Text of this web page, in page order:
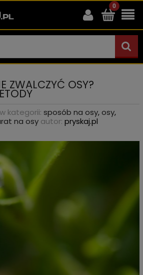
ZWALCZYĆ OSY?
w kategorii: sposób na osy,osy,
na osyautor: pryskaj.pl